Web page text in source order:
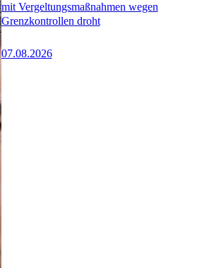
mit Vergeltungsmaßnahmen wegen
Grenzkontrollen droht
07.08.2026